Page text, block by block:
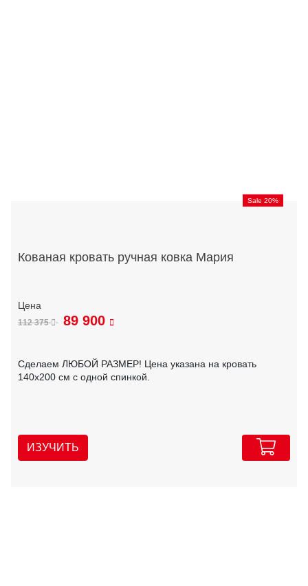
Sale 20%
Кованая кровать ручная ковка Мария
112 375 89 900
Сделаем ЛЮБОЙ РАЗМЕР! Цена указана на кровать
140х200 см с одной спинкой.
ИЗУЧИТЬ